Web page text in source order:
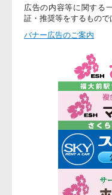
広告の内容等に関する
証・推奨等をするもので
バナー広告のご案内